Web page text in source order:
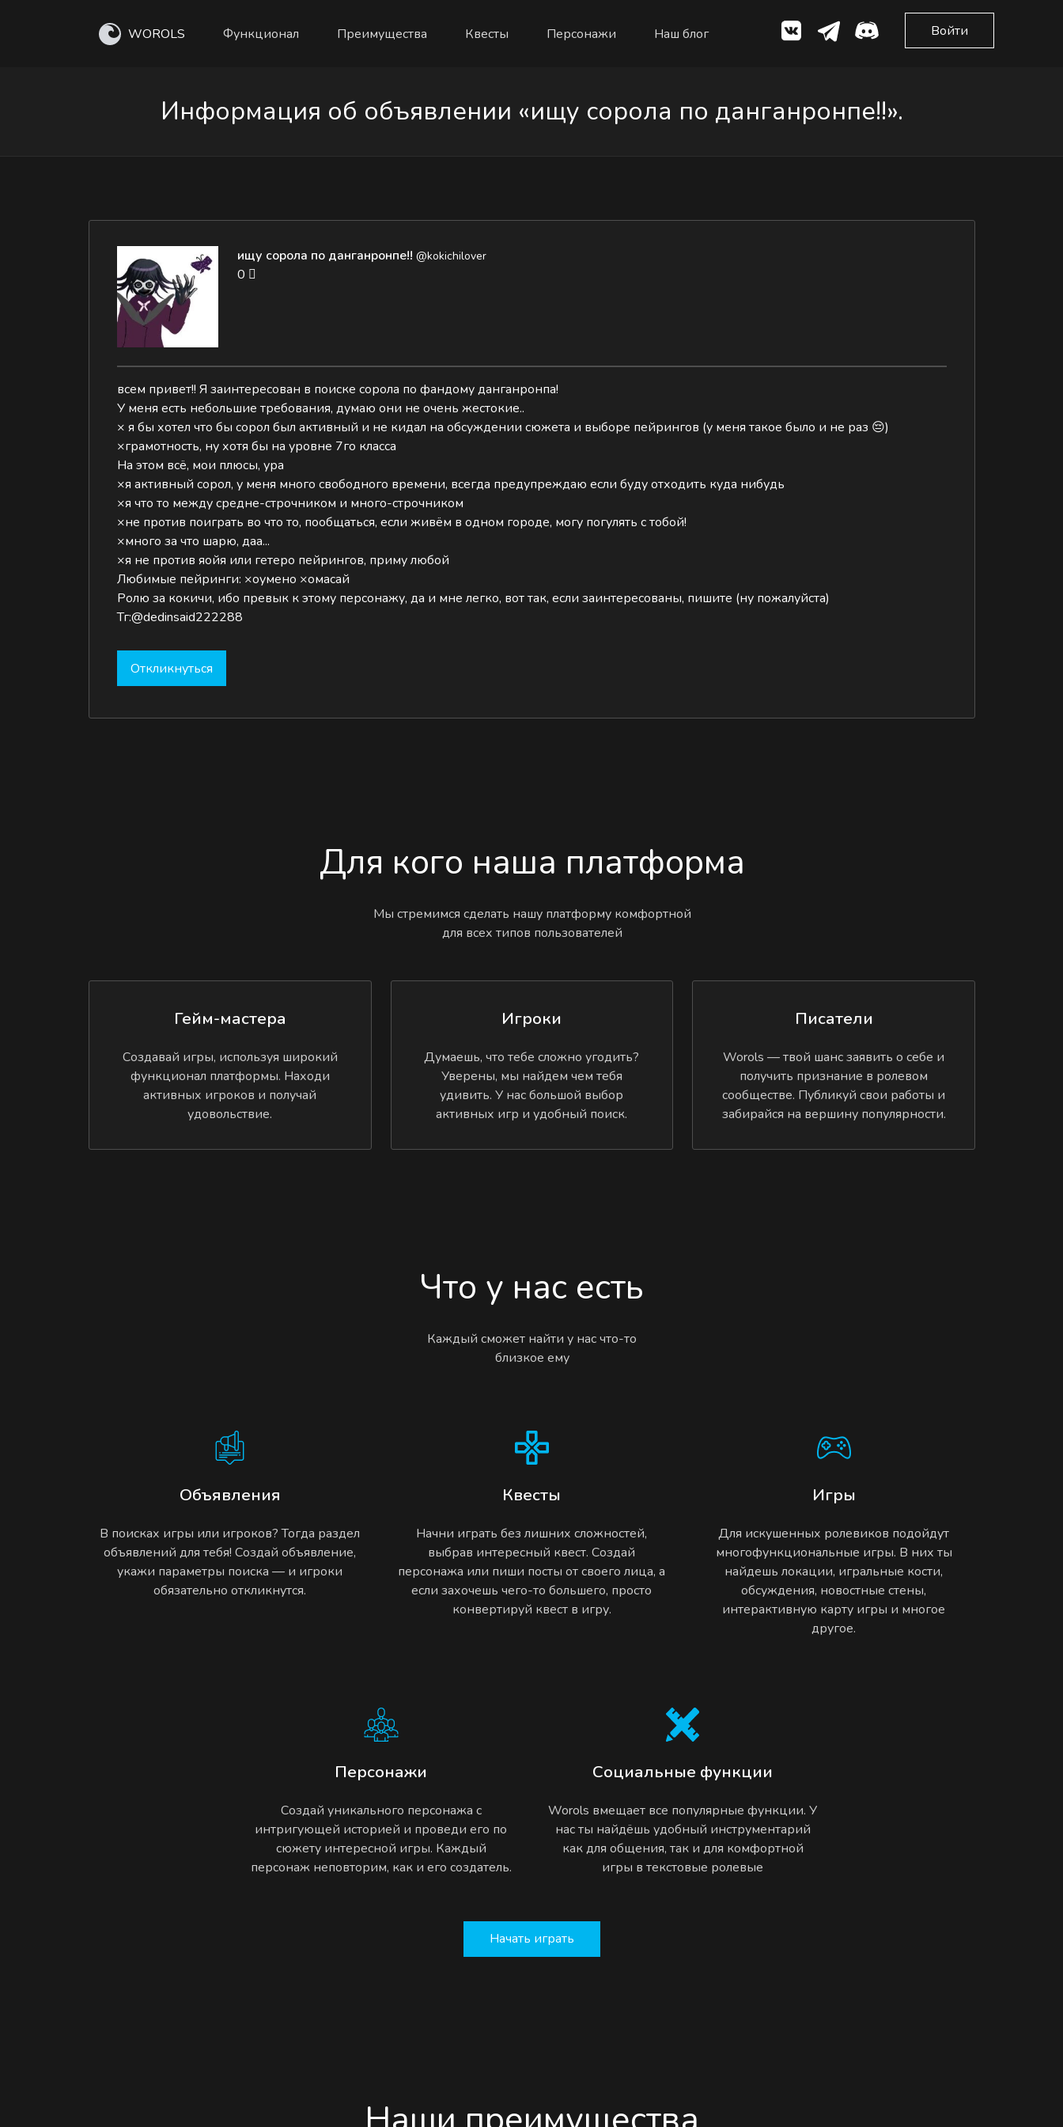
WOROLS Функционал Преимущества Квесты Персонажи Наш блог Войти
Информация об объявлении «ищу сорола по данганронпе!!».
ищу сорола по данганронпе!! @kokichilover
0
всем привет!! Я заинтересован в поиске сорола по фандому данганронпа!
У меня есть небольшие требования, думаю они не очень жестокие..
× я бы хотел что бы сорол был активный и не кидал на обсуждении сюжета и выборе пейрингов (у меня такое было и не раз 😔)
×грамотность, ну хотя бы на уровне 7го класса
На этом всё, мои плюсы, ура
×я активный сорол, у меня много свободного времени, всегда предупреждаю если буду отходить куда нибудь
×я что то между средне-строчником и много-строчником
×не против поиграть во что то, пообщаться, если живём в одном городе, могу погулять с тобой!
×много за что шарю, даа...
×я не против яойя или гетеро пейрингов, приму любой
Любимые пейринги: ×оумено ×омасай
Ролю за кокичи, ибо превык к этому персонажу, да и мне легко, вот так, если заинтересованы, пишите (ну пожалуйста)
Тг:@dedinsaid222288
Откликнуться
Для кого наша платформа
Мы стремимся сделать нашу платформу комфортной
для всех типов пользователей
Гейм-мастера
Создавай игры, используя широкий
функционал платформы. Находи
активных игроков и получай
удовольствие.
Игроки
Думаешь, что тебе сложно угодить?
Уверены, мы найдем чем тебя
удивить. У нас большой выбор
активных игр и удобный поиск.
Писатели
Worols — твой шанс заявить о себе и
получить признание в ролевом
сообществе. Публикуй свои работы и
забирайся на вершину популярности.
Что у нас есть
Каждый сможет найти у нас что-то
близкое ему
Объявления
В поисках игры или игроков? Тогда раздел
объявлений для тебя! Создай объявление,
укажи параметры поиска — и игроки
обязательно откликнутся.
Квесты
Начни играть без лишних сложностей,
выбрав интересный квест. Создай
персонажа или пиши посты от своего лица, а
если захочешь чего-то большего, просто
конвертируй квест в игру.
Игры
Для искушенных ролевиков подойдут
многофункциональные игры. В них ты
найдешь локации, игральные кости,
обсуждения, новостные стены,
интерактивную карту игры и многое
другое.
Персонажи
Создай уникального персонажа с
интригующей историей и проведи его по
сюжету интересной игры. Каждый
персонаж неповторим, как и его создатель.
Социальные функции
Worols вмещает все популярные функции. У
нас ты найдёшь удобный инструментарий
как для общения, так и для комфортной
игры в текстовые ролевые
Начать играть